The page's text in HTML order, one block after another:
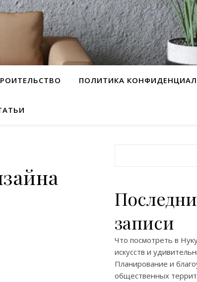
ПОЛИТИКА
записи
Что посмотреть в
искусств и
Планирование и
общественных